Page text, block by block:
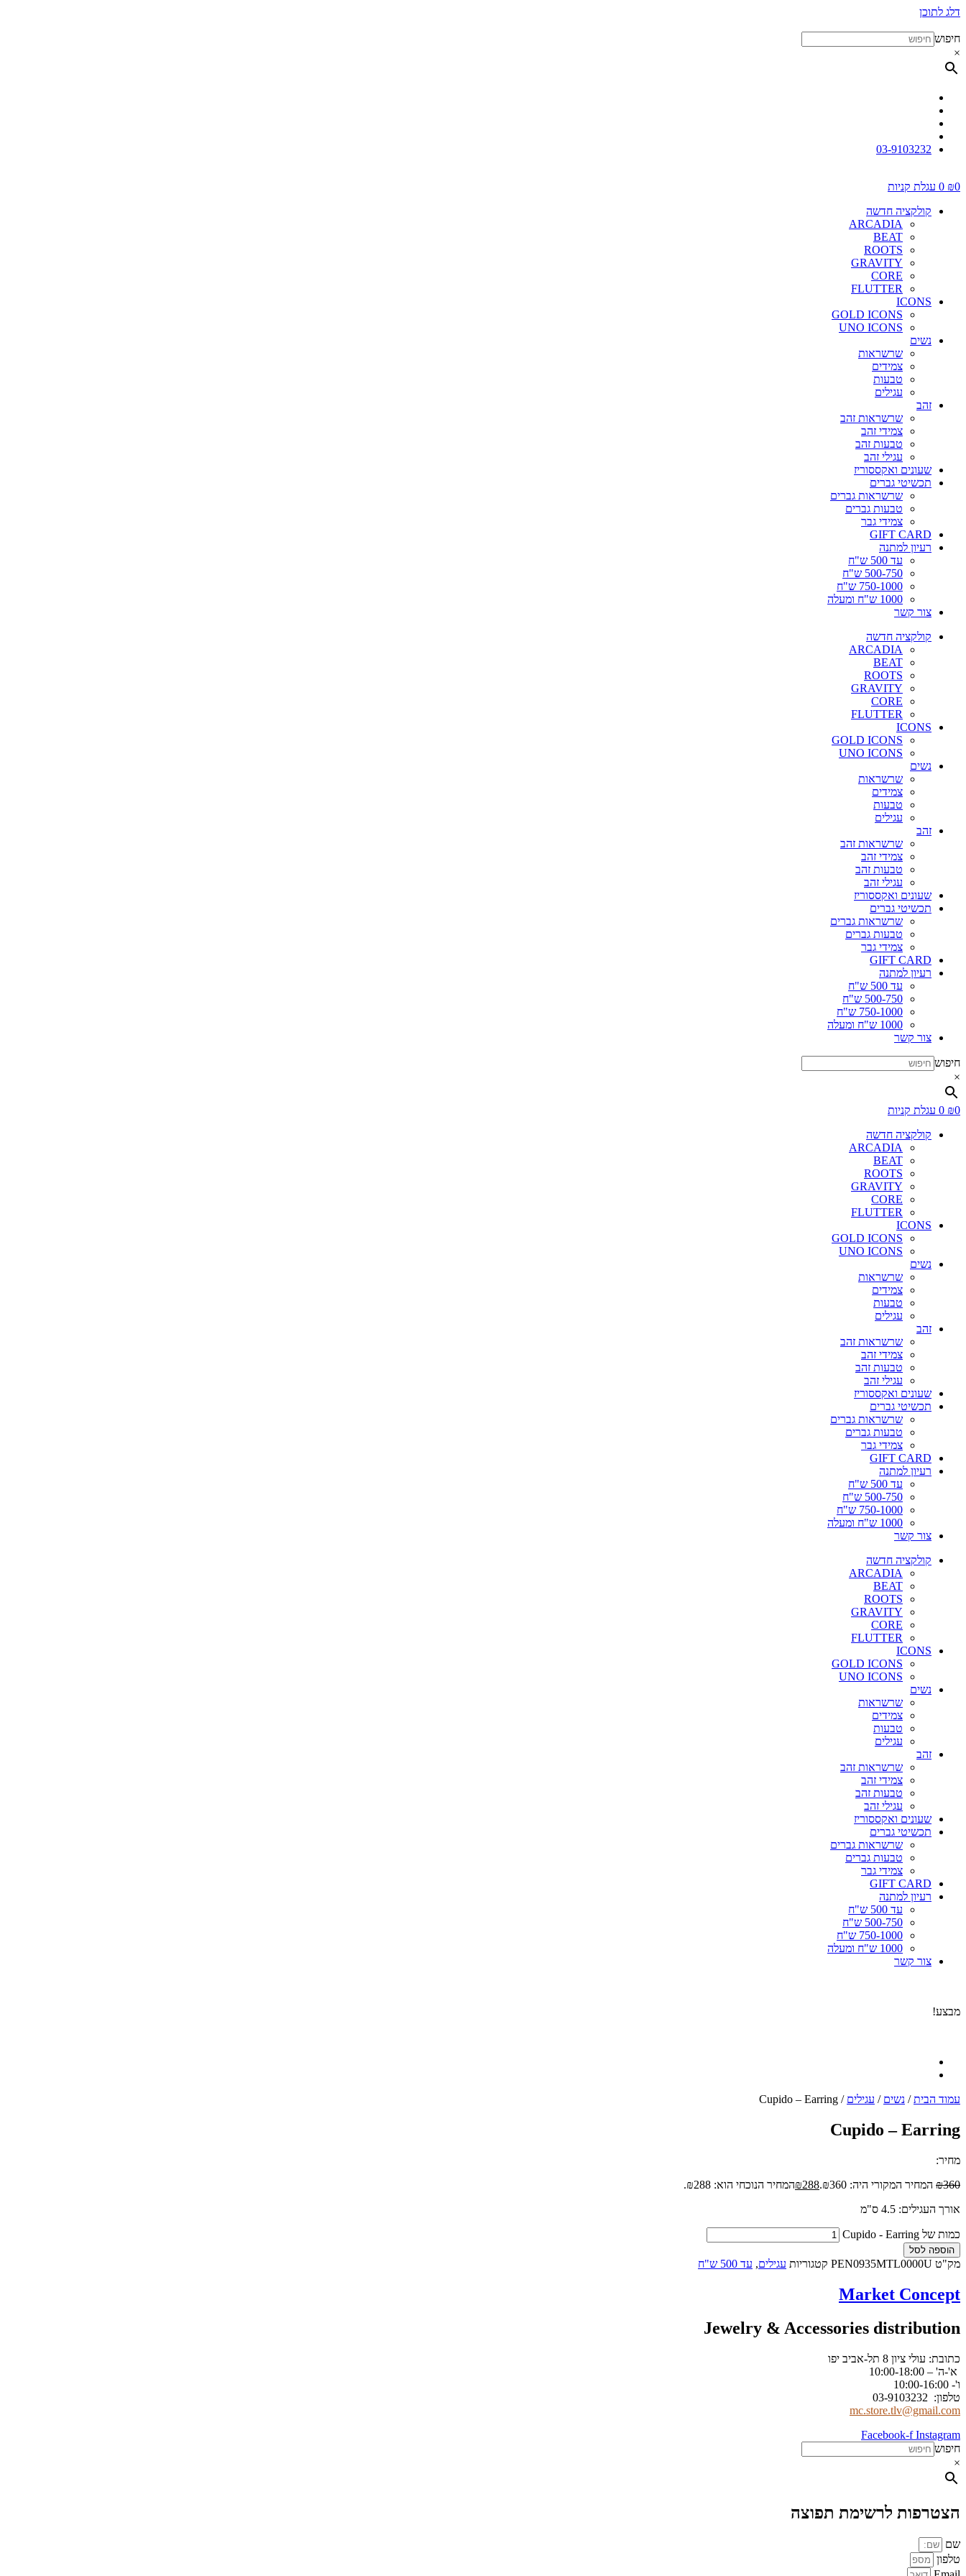
דלג לתוכן
חיפוש
×
03-9103232
₪0
0 עגלת קניות
קולקציה חדשה
ARCADIA
BEAT
ROOTS
GRAVITY
CORE
FLUTTER
ICONS
GOLD ICONS
UNO ICONS
נשים
שרשראות
צמידים
טבעות
עגילים
זהב
שרשראות זהב
צמידי זהב
טבעות זהב
עגילי זהב
שעונים ואקססוריז
תכשיטי גברים
שרשראות גברים
טבעות גברים
צמידי גבר
GIFT CARD
רעיון למתנה
עד 500 ש"ח
500-750 ש"ח
750-1000 ש"ח
1000 ש"ח ומעלה
צור קשר
קולקציה חדשה
ARCADIA
BEAT
ROOTS
GRAVITY
CORE
FLUTTER
ICONS
GOLD ICONS
UNO ICONS
נשים
שרשראות
צמידים
טבעות
עגילים
זהב
שרשראות זהב
צמידי זהב
טבעות זהב
עגילי זהב
שעונים ואקססוריז
תכשיטי גברים
שרשראות גברים
טבעות גברים
צמידי גבר
GIFT CARD
רעיון למתנה
עד 500 ש"ח
500-750 ש"ח
750-1000 ש"ח
1000 ש"ח ומעלה
צור קשר
חיפוש
×
₪0
0 עגלת קניות
קולקציה חדשה
ARCADIA
BEAT
ROOTS
GRAVITY
CORE
FLUTTER
ICONS
GOLD ICONS
UNO ICONS
נשים
שרשראות
צמידים
טבעות
עגילים
זהב
שרשראות זהב
צמידי זהב
טבעות זהב
עגילי זהב
שעונים ואקססוריז
תכשיטי גברים
שרשראות גברים
טבעות גברים
צמידי גבר
GIFT CARD
רעיון למתנה
עד 500 ש"ח
500-750 ש"ח
750-1000 ש"ח
1000 ש"ח ומעלה
צור קשר
קולקציה חדשה
ARCADIA
BEAT
ROOTS
GRAVITY
CORE
FLUTTER
ICONS
GOLD ICONS
UNO ICONS
נשים
שרשראות
צמידים
טבעות
עגילים
זהב
שרשראות זהב
צמידי זהב
טבעות זהב
עגילי זהב
שעונים ואקססוריז
תכשיטי גברים
שרשראות גברים
טבעות גברים
צמידי גבר
GIFT CARD
רעיון למתנה
עד 500 ש"ח
500-750 ש"ח
750-1000 ש"ח
1000 ש"ח ומעלה
צור קשר
מבצע!
עמוד הבית/ נשים / עגילים / Cupido – Earring
Cupido – Earring
מחיר:
₪360 המחיר המקורי היה: ₪360. ₪288
המחיר הנוכחי הוא: ₪288.
אורך העגילים: 4.5 ס"מ
כמות של Cupido - Earring
הוספה לסל
מק"ט PEN0935MTL0000U קטגוריות עגילים, עד 500 ש"ח
Market Concept
Jewelry & Accessories distribution
כתובת: עולי ציון 8 תל-אביב יפו
א'-ה' – 10:00-18:00
ו'- 10:00-16:00
טלפון: 03-9103232
mc.store.tlv@gmail.com
Facebook-f Instagram
חיפוש
×
הצטרפות לרשימת תפוצה
שם
טלפון